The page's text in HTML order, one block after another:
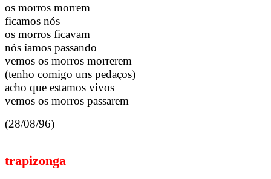
os morros morrem
ficamos nós
os morros ficavam
nós íamos passando
vemos os morros morrerem
(tenho comigo uns pedaços)
acho que estamos vivos
vemos os morros passarem
(28/08/96)
trapizonga